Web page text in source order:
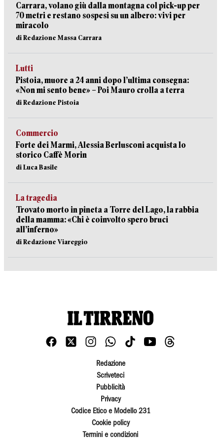
Carrara, volano giù dalla montagna col pick-up per
70 metri e restano sospesi su un albero: vivi per
miracolo
di Redazione Massa Carrara
Lutti
Pistoia, muore a 24 anni dopo l’ultima consegna:
«Non mi sento bene» – Poi Mauro crolla a terra
di Redazione Pistoia
Commercio
Forte dei Marmi, Alessia Berlusconi acquista lo
storico Caffè Morin
di Luca Basile
La tragedia
Trovato morto in pineta a Torre del Lago, la rabbia
della mamma: «Chi è coinvolto spero bruci
all’inferno»
di Redazione Viareggio
Redazione
Scriveteci
Pubblicità
Privacy
Codice Etico e Modello 231
Cookie policy
Termini e condizioni